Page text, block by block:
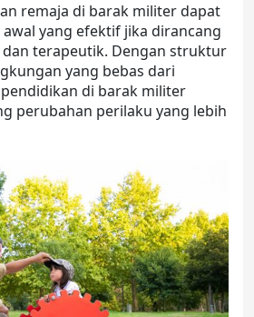
remaja di barak militer dapat
yang efektif jika dirancang
terapeutik. Dengan struktur
yang bebas dari
di barak militer
perubahan perilaku yang lebih